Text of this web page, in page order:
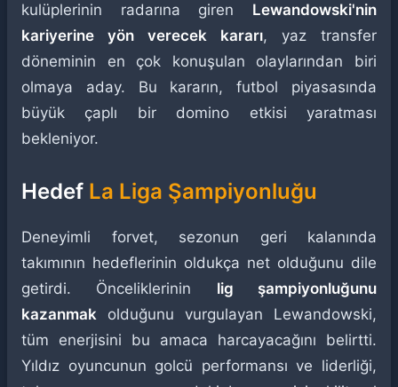
kulüplerinin radarına giren Lewandowski'nin
kariyerine yön verecek kararı, yaz transfer
döneminin en çok konuşulan olaylarından biri
olmaya aday. Bu kararın, futbol piyasasında
büyük çaplı bir domino etkisi yaratması
bekleniyor.
Hedef La Liga Şampiyonluğu
Deneyimli forvet, sezonun geri kalanında
takımının hedeflerinin oldukça net olduğunu dile
getirdi. Önceliklerinin lig şampiyonluğunu
kazanmak olduğunu vurgulayan Lewandowski,
tüm enerjisini bu amaca harcayacağını belirtti.
Yıldız oyuncunun golcü performansı ve liderliği,